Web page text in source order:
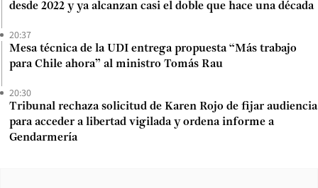
desde 2022 y ya alcanzan casi el doble que hace una década
20:37
Mesa técnica de la UDI entrega propuesta “Más trabajo
para Chile ahora” al ministro Tomás Rau
20:30
Tribunal rechaza solicitud de Karen Rojo de fijar audiencia
para acceder a libertad vigilada y ordena informe a
Gendarmería